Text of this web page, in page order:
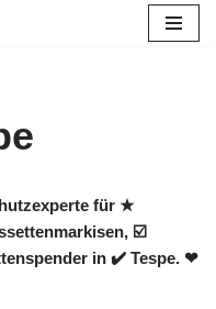
für ★
☑️
in ✔️ Tespe. ❤